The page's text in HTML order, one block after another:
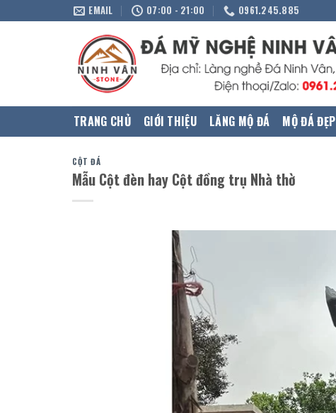
EMAIL 07:00 - 21:00 0961.245.885
TRANG CHỦ GIỚI THIỆU LĂNG MỘ ĐÁ MỘ ĐÁ ĐẸP
CỘT ĐÁ
Mẫu Cột đèn hay Cột đồng trụ Nhà thờ